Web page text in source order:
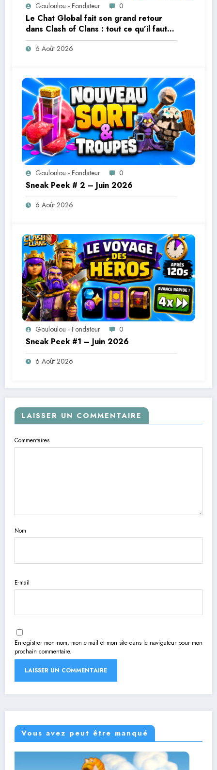
Gouloulou - Fondateur 0
Le Chat Global fait son grand retour
dans Clash of Clans : tout ce qu’il faut
savoir
6 Août 2026
Gouloulou - Fondateur 0
Sneak Peek # 2 – Juin 2026
6 Août 2026
Gouloulou - Fondateur 0
Sneak Peek #1 – Juin 2026
6 Août 2026
LAISSER UN COMMENTAIRE
Commentaires
Nom
E-mail
Enregistrer mon nom, mon e-mail et mon site dans le navigateur pour mon
prochain commentaire.
Vous avez peut être manqué